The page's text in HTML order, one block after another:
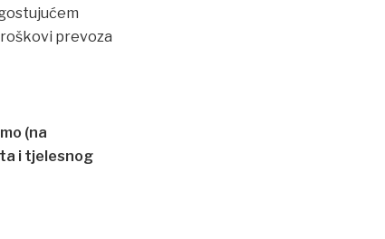
prevoza
(na
i tjelesnog